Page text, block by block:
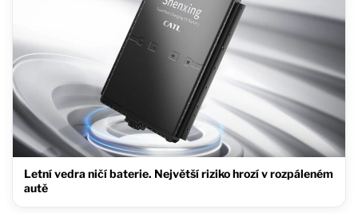
Letní vedra ničí baterie. Největší riziko hrozí v rozpáleném
autě